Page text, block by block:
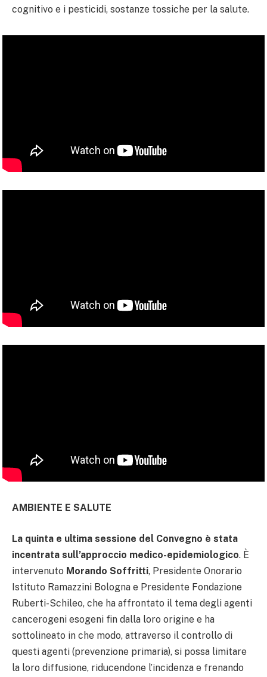
cognitivo e i pesticidi, sostanze tossiche per la salute.
AMBIENTE E SALUTE
La quinta e ultima sessione del Convegno è stata
incentrata sull’approccio medico-epidemiologico. È
intervenuto Morando Soffritti, Presidente Onorario
Istituto Ramazzini Bologna e Presidente Fondazione
Ruberti-Schileo, che ha affrontato il tema degli agenti
cancerogeni esogeni fin dalla loro origine e ha
sottolineato in che modo, attraverso il controllo di
questi agenti (prevenzione primaria), si possa limitare
la loro diffusione, riducendone l’incidenza e frenando